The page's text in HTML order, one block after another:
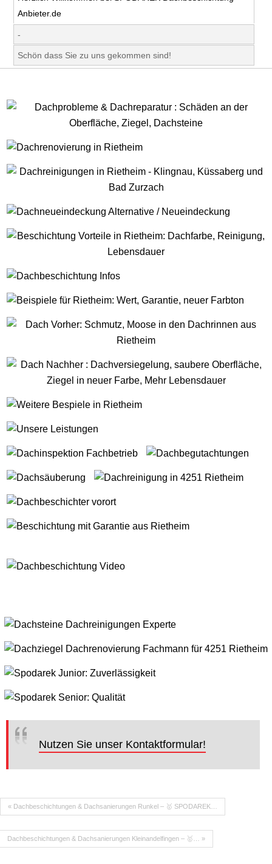
Anbieter.de
-
Schön dass Sie zu uns gekommen sind!
Nutzen Sie unser Kontaktformular!
« Dachbeschichtungen & Dachsanierungen Runkel – 🥇 SPODAREK…
Dachbeschichtungen & Dachsanierungen Kleinandelfingen – 🥇… »